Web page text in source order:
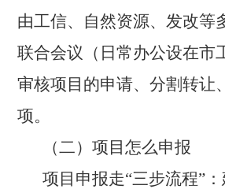
由工信、自然资源、发改等
联合会议（日常办公设在市
审核项目的申请、分割转让
项。
（二）项目怎么申报
项目申报走“三步流程”